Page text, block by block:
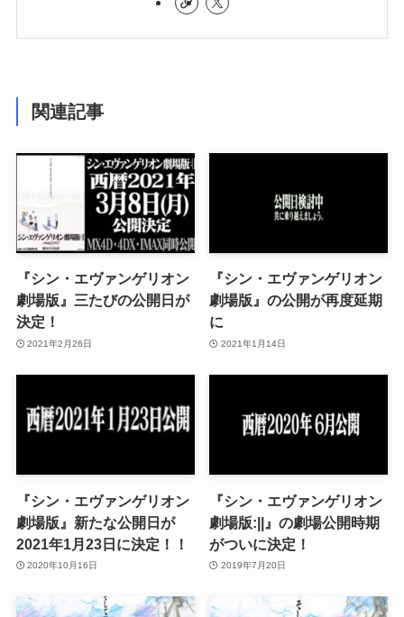
関連記事
『シン・エヴァンゲリオン
劇場版』三たびの公開日が
決定！
2021年2月26日
『シン・エヴァンゲリオン
劇場版』の公開が再度延期
に
2021年1月14日
『シン・エヴァンゲリオン
劇場版』新たな公開日が
2021年1月23日に決定！！
2020年10月16日
『シン・エヴァンゲリオン
劇場版:||』の劇場公開時期
がついに決定！
2019年7月20日